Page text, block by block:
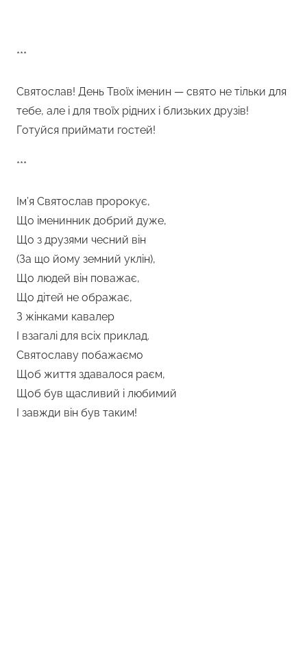
***
Святослав! День Твоїх іменин — свято не тільки для
тебе, але і для твоїх рідних і близьких друзів!
Готуйся приймати гостей!
***
Ім’я Святослав пророкує,
Що іменинник добрий дуже,
Що з друзями чесний він
(За що йому земний уклін),
Що людей він поважає,
Що дітей не ображає,
З жінками кавалер
І взагалі для всіх приклад.
Святославу побажаємо
Щоб життя здавалося раєм,
Щоб був щасливий і любимий
І завжди він був таким!